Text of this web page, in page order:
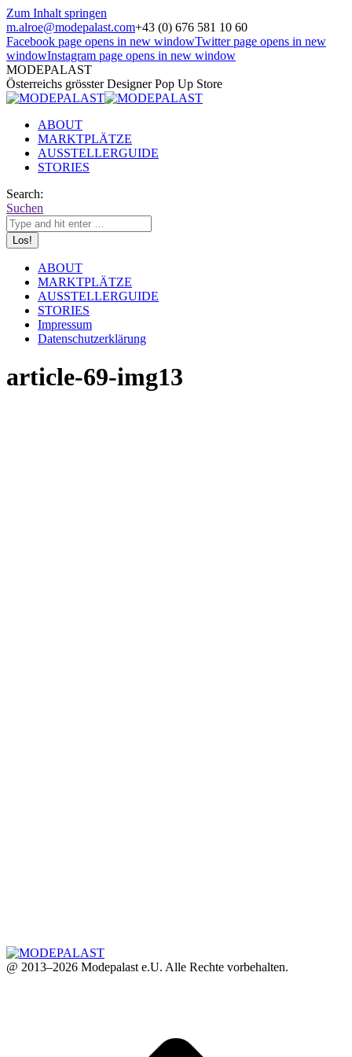
Zum Inhalt springen
m.alroe@modepalast.com+43 (0) 676 581 10 60
Facebook page opens in new windowTwitter page opens in new
windowInstagram page opens in new window
MODEPALAST
Österreichs grösster Designer Pop Up Store
ABOUT
MARKTPLÄTZE
AUSSTELLERGUIDE
STORIES
Search:
Suchen
ABOUT
MARKTPLÄTZE
AUSSTELLERGUIDE
STORIES
Impressum
Datenschutzerklärung
article-69-img13
@ 2013–2026 Modepalast e.U. Alle Rechte vorbehalten.